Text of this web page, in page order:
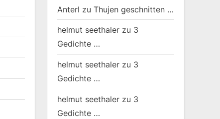
Anterl zu Thujen geschnitten …
helmut seethaler zu 3
Gedichte …
helmut seethaler zu 3
Gedichte …
helmut seethaler zu 3
Gedichte …